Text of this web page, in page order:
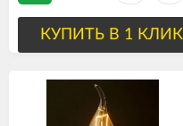
КУПИТЬ В 1 КЛИК